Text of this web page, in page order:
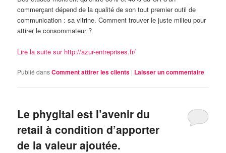
commerçant dépend de la qualité de son tout premier outil de
communication : sa vitrine. Comment trouver le juste milieu pour
attirer le consommateur ?
Lire la suite sur http://azur-entreprises.fr/
Publié dansComment attirer les clients | Laisser un commentaire
Le phygital est l’avenir du
retail à condition d’apporter
de la valeur ajoutée.